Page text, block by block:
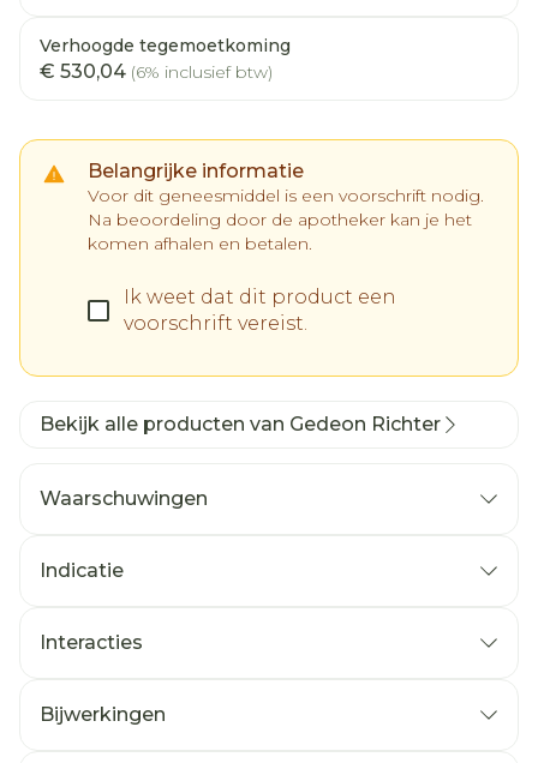
Verhoogde tegemoetkoming
€ 530,04 (6% inclusief btw)
Belangrijke informatie
Voor dit geneesmiddel is een voorschrift nodig.
Na beoordeling door de apotheker kan je het
komen afhalen en betalen.
Ik weet dat dit product een
voorschrift vereist.
Bekijk alle producten van Gedeon Richter
Waarschuwingen
Indicatie
die zijn geïnfecteerd met het humaan
Interacties
Bijwerkingen